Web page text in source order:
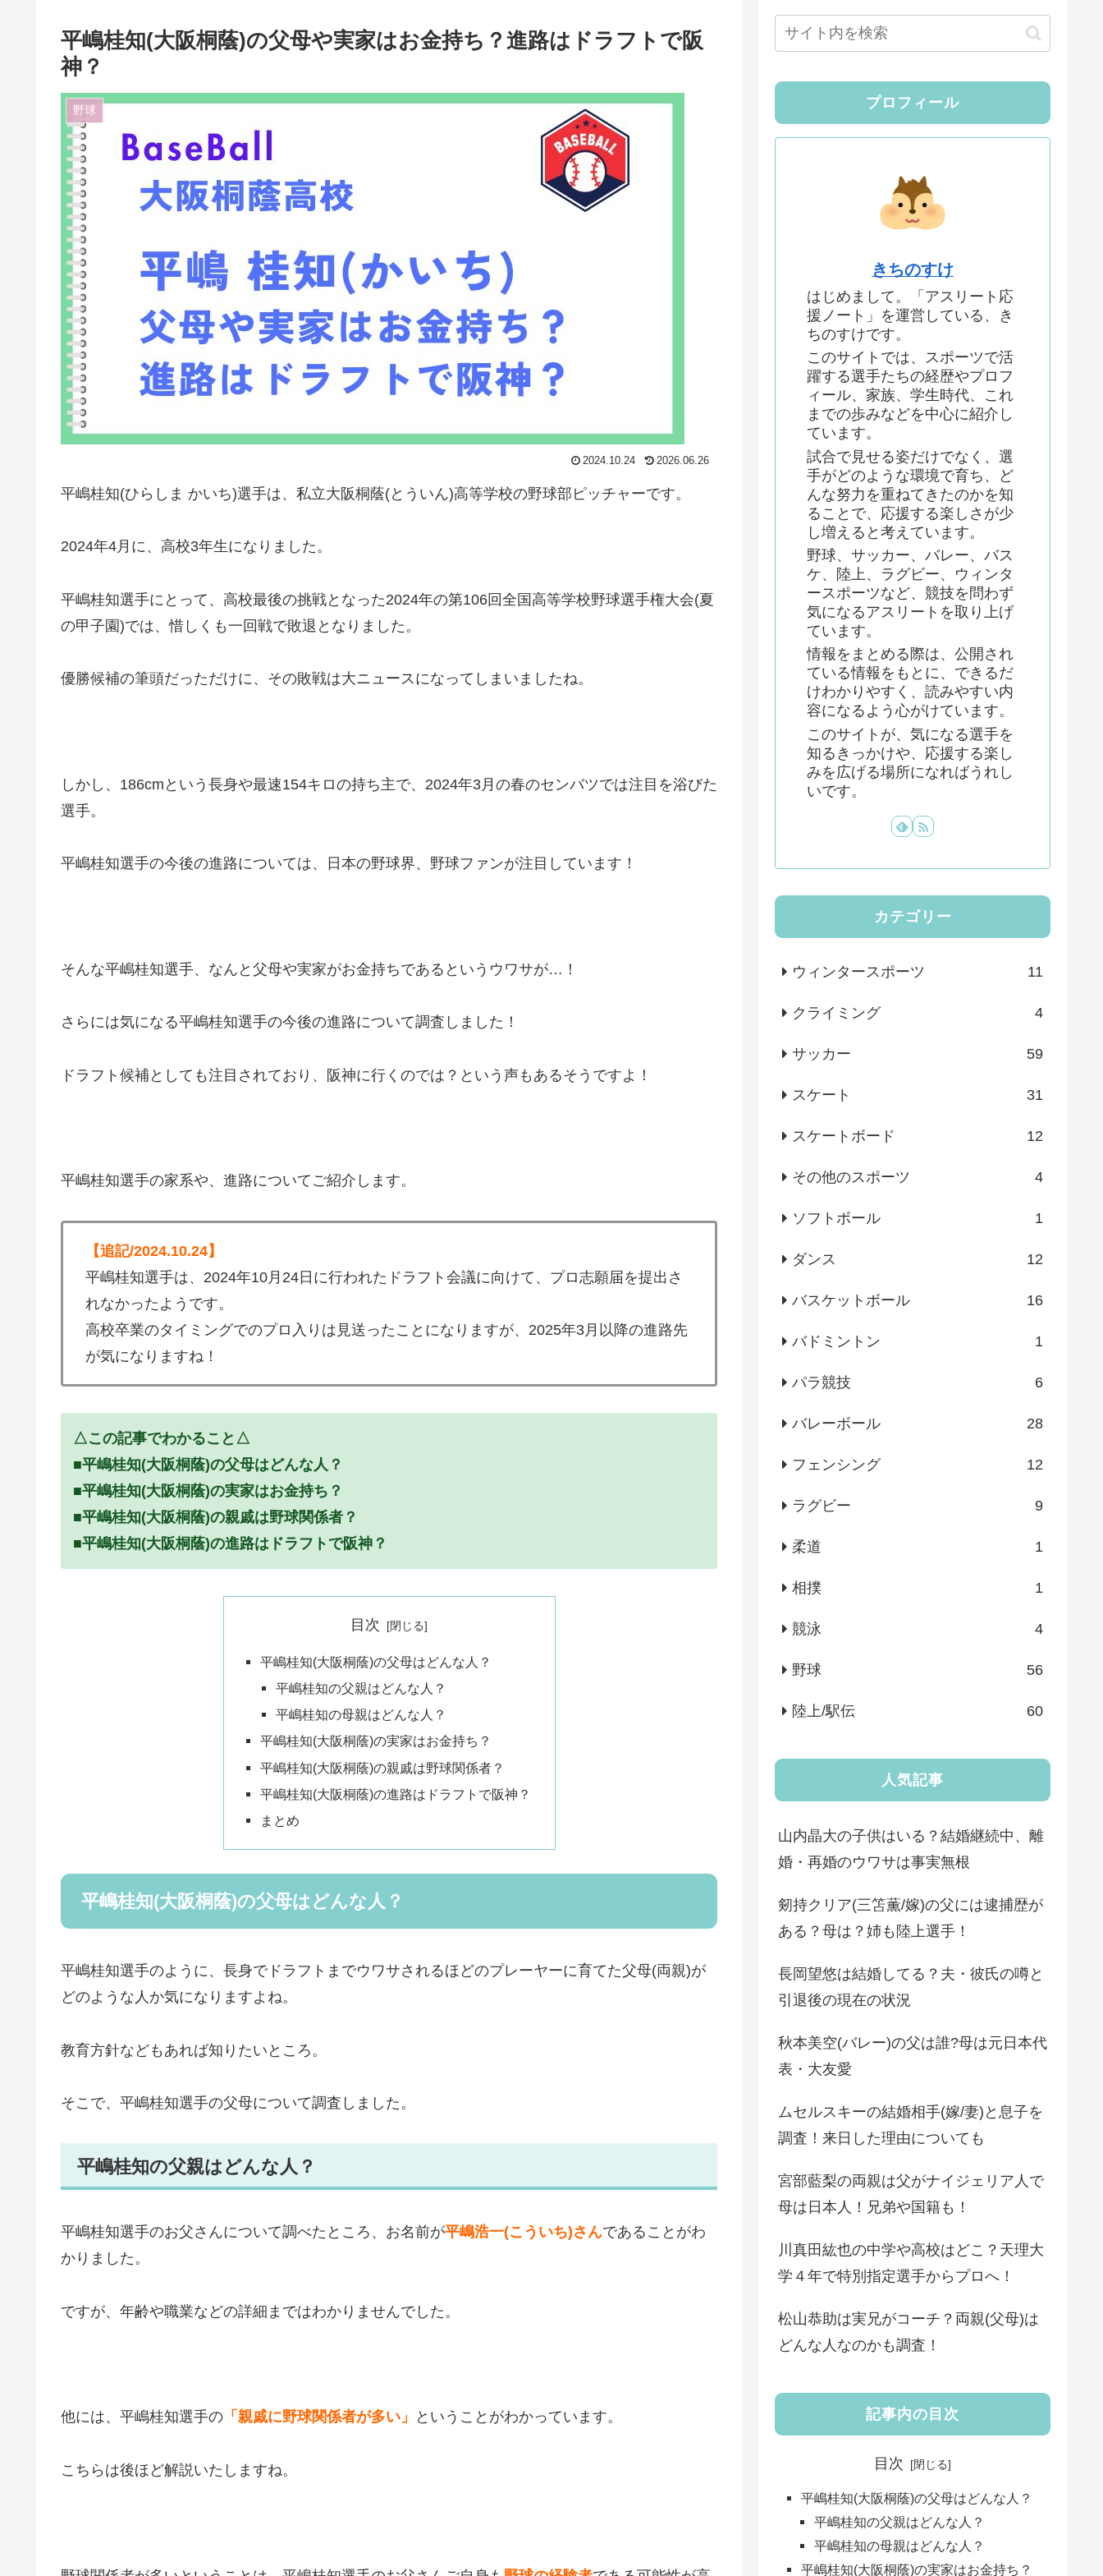
平嶋桂知(大阪桐蔭)の父母や実家はお金持ち？進路はドラフトで阪
神？
野球
2024.10.24 2026.06.26
平嶋桂知(ひらしま かいち)選手は、私立大阪桐蔭(とういん)高等学校の野球部ピッチャーです。
2024年4月に、高校3年生になりました。
平嶋桂知選手にとって、高校最後の挑戦となった2024年の第106回全国高等学校野球選手権大会(夏
の甲子園)では、惜しくも一回戦で敗退となりました。
優勝候補の筆頭だっただけに、その敗戦は大ニュースになってしまいましたね。
しかし、186cmという長身や最速154キロの持ち主で、2024年3月の春のセンバツでは注目を浴びた
選手。
平嶋桂知選手の今後の進路については、日本の野球界、野球ファンが注目しています！
そんな平嶋桂知選手、なんと父母や実家がお金持ちであるというウワサが…！
さらには気になる平嶋桂知選手の今後の進路について調査しました！
ドラフト候補としても注目されており、阪神に行くのでは？という声もあるそうですよ！
平嶋桂知選手の家系や、進路についてご紹介します。
【追記/2024.10.24】
平嶋桂知選手は、2024年10月24日に行われたドラフト会議に向けて、プロ志願届を提出さ
れなかったようです。
高校卒業のタイミングでのプロ入りは見送ったことになりますが、2025年3月以降の進路先
が気になりますね！
△この記事でわかること△
■平嶋桂知(大阪桐蔭)の父母はどんな人？
■平嶋桂知(大阪桐蔭)の実家はお金持ち？
■平嶋桂知(大阪桐蔭)の親戚は野球関係者？
■平嶋桂知(大阪桐蔭)の進路はドラフトで阪神？
目次
平嶋桂知(大阪桐蔭)の父母はどんな人？
平嶋桂知の父親はどんな人？
平嶋桂知の母親はどんな人？
平嶋桂知(大阪桐蔭)の実家はお金持ち？
平嶋桂知(大阪桐蔭)の親戚は野球関係者？
平嶋桂知(大阪桐蔭)の進路はドラフトで阪神？
まとめ
平嶋桂知(大阪桐蔭)の父母はどんな人？
平嶋桂知選手のように、長身でドラフトまでウワサされるほどのプレーヤーに育てた父母(両親)が
どのような人か気になりますよね。
教育方針などもあれば知りたいところ。
そこで、平嶋桂知選手の父母について調査しました。
平嶋桂知の父親はどんな人？
平嶋桂知選手のお父さんについて調べたところ、お名前が平嶋浩一(こういち)さんであることがわ
かりました。
ですが、年齢や職業などの詳細まではわかりませんでした。
他には、平嶋桂知選手の 「親戚に野球関係者が多い」 ということがわかっています。
こちらは後ほど解説いたしますね。
プロフィール
きちのすけ
はじめまして。「アスリート応
援ノート」を運営している、き
ちのすけです。
このサイトでは、スポーツで活
躍する選手たちの経歴やプロフ
ィール、家族、学生時代、これ
までの歩みなどを中心に紹介し
ています。
試合で見せる姿だけでなく、選
手がどのような環境で育ち、ど
んな努力を重ねてきたのかを知
ることで、応援する楽しさが少
し増えると考えています。
野球、サッカー、バレー、バス
ケ、陸上、ラグビー、ウィンタ
ースポーツなど、競技を問わず
気になるアスリートを取り上げ
ています。
情報をまとめる際は、公開され
ている情報をもとに、できるだ
けわかりやすく、読みやすい内
容になるよう心がけています。
このサイトが、気になる選手を
知るきっかけや、応援する楽し
みを広げる場所になればうれし
いです。
カテゴリー
ウィンタースポーツ 11
クライミング 4
サッカー 59
スケート 31
スケートボード 12
その他のスポーツ 4
ソフトボール 1
ダンス 12
バスケットボール 16
バドミントン 1
パラ競技 6
バレーボール 28
フェンシング 12
ラグビー 9
柔道 1
相撲 1
競泳 4
野球 56
陸上/駅伝 60
人気記事
山内晶大の子供はいる？結婚継続中、離
婚・再婚のウワサは事実無根
剱持クリア(三笘薫/嫁)の父には逮捕歴が
ある？母は？姉も陸上選手！
長岡望悠は結婚してる？夫・彼氏の噂と
引退後の現在の状況
秋本美空(バレー)の父は誰?母は元日本代
表・大友愛
ムセルスキーの結婚相手(嫁/妻)と息子を
調査！来日した理由についても
宮部藍梨の両親は父がナイジェリア人で
母は日本人！兄弟や国籍も！
川真田紘也の中学や高校はどこ？天理大
学４年で特別指定選手からプロへ！
松山恭助は実兄がコーチ？両親(父母)は
どんな人なのかも調査！
記事内の目次
目次
平嶋桂知(大阪桐蔭)の父母はどんな人？
平嶋桂知の父親はどんな人？
平嶋桂知の母親はどんな人？
平嶋桂知(大阪桐蔭)の実家はお金持ち？